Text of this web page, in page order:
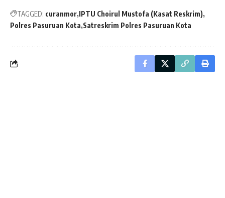
TAGGED: curanmor IPTU Choirul Mustofa (Kasat Reskrim)
Polres Pasuruan Kota Satreskrim Polres Pasuruan Kota